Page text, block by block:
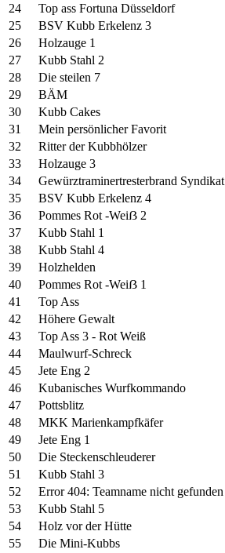
24
Top ass Fortuna Düsseldorf
25
BSV Kubb Erkelenz 3
26
Holzauge 1
27
Kubb Stahl 2
28
Die steilen 7
29
BÄM
30
Kubb Cakes
31
Mein persönlicher Favorit
32
Ritter der Kubbhölzer
33
Holzauge 3
34
Gewürztraminertresterbrand Syndikat
35
BSV Kubb Erkelenz 4
36
Pommes Rot -Weiẞ 2
37
Kubb Stahl 1
38
Kubb Stahl 4
39
Holzhelden
40
Pommes Rot -Weiẞ 1
41
Top Ass
42
Höhere Gewalt
43
Top Ass 3 - Rot Weiß
44
Maulwurf-Schreck
45
Jete Eng 2
46
Kubanisches Wurfkommando
47
Pottsblitz
48
MKK Marienkampfkäfer
49
Jete Eng 1
50
Die Steckenschleuderer
51
Kubb Stahl 3
52
Error 404: Teamname nicht gefunden
53
Kubb Stahl 5
54
Holz vor der Hütte
55
Die Mini-Kubbs